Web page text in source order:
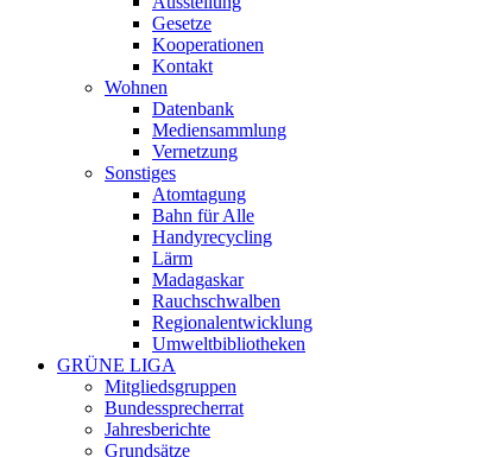
Gesetze
Kooperationen
Kontakt
Wohnen
Datenbank
Mediensammlung
Vernetzung
Sonstiges
Atomtagung
Bahn für Alle
Handyrecycling
Lärm
Madagaskar
Rauchschwalben
Regionalentwicklung
Umweltbibliotheken
GRÜNE LIGA
Mitgliedsgruppen
Bundessprecherrat
Jahresberichte
Grundsätze